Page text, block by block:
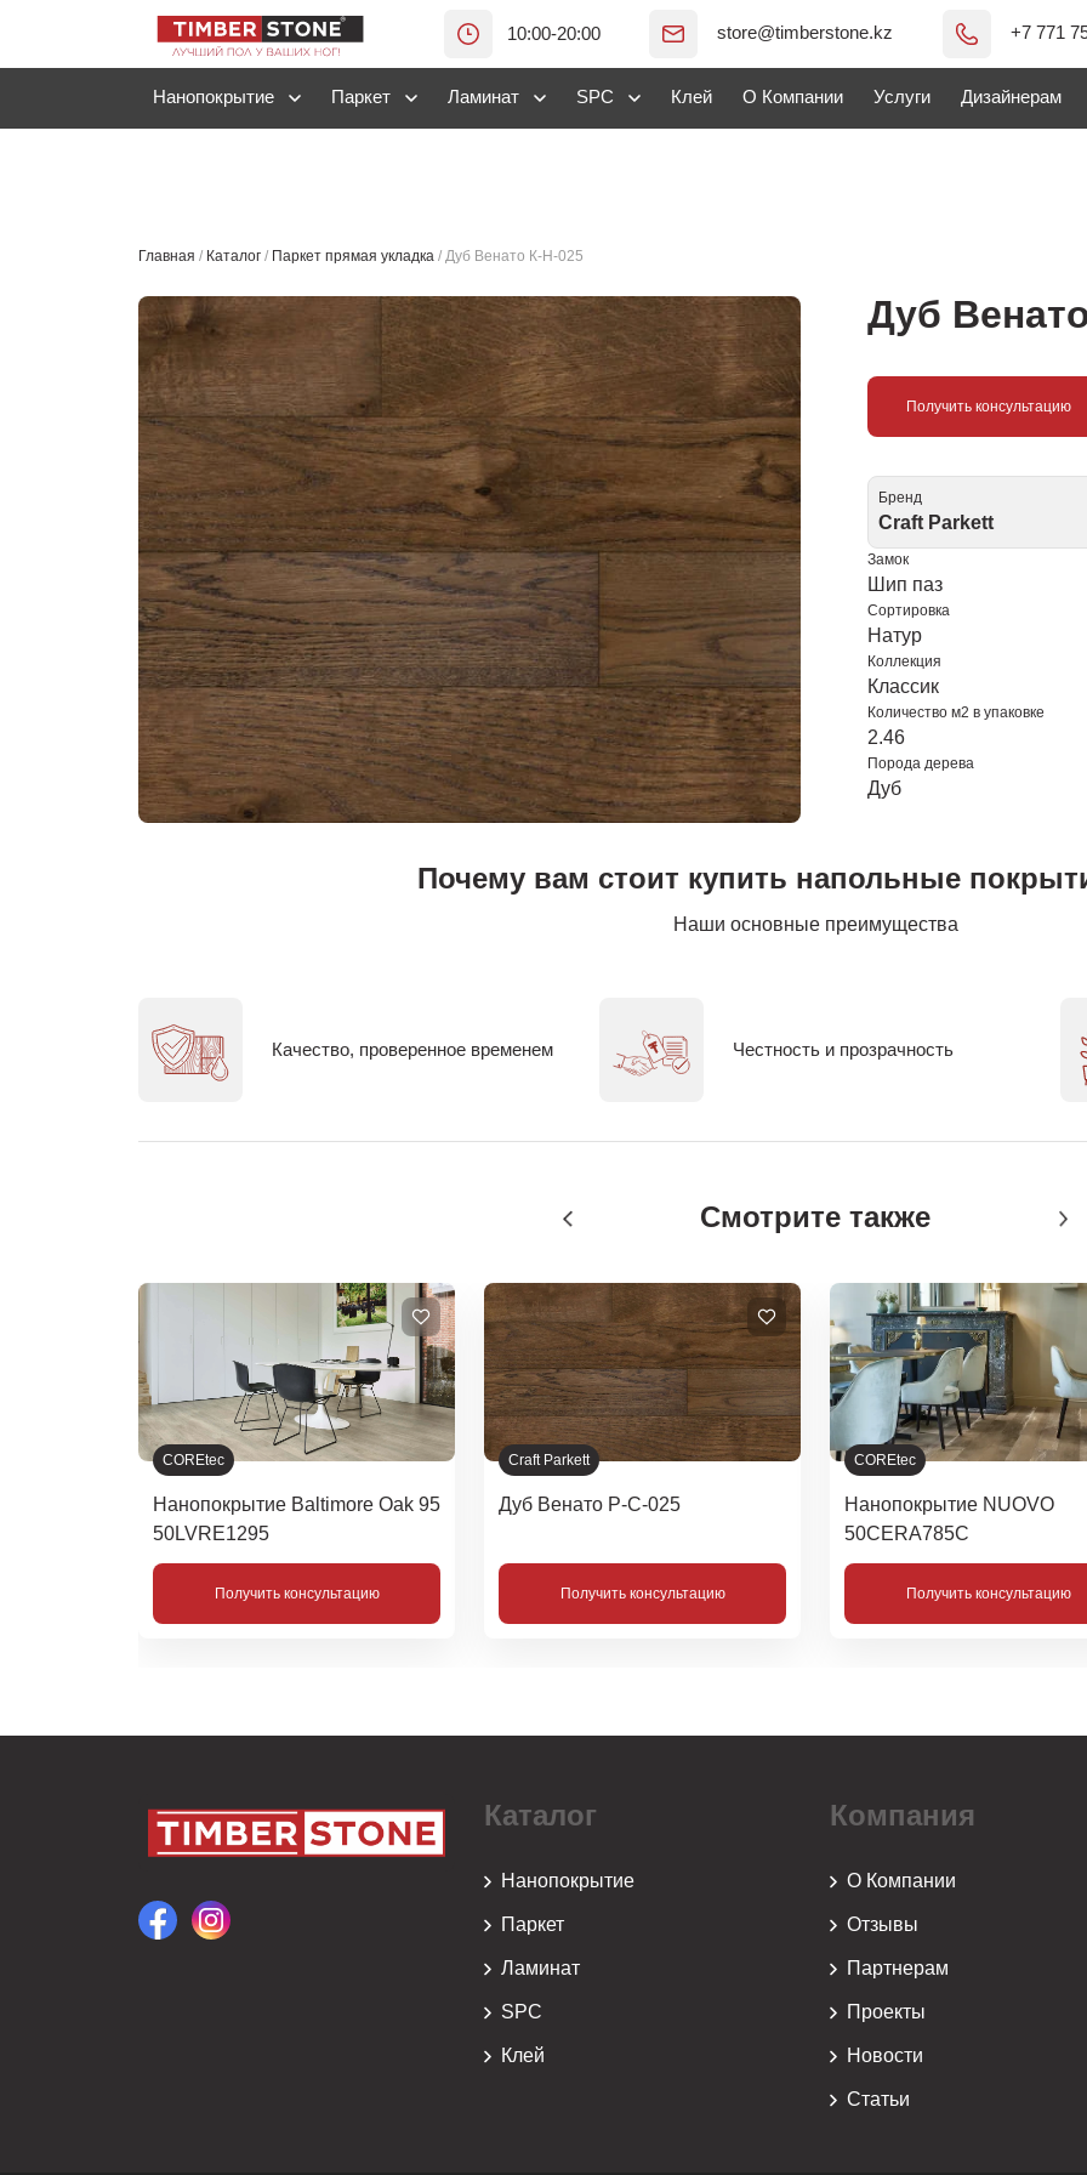
10:00-20:00 store@timberstone.kz +7 771
Нанопокрытие Паркет Ламинат SPC Клей О Компании Услуги Дизайнерам
Главная / Каталог / Паркет прямая укладка / Дуб Венато К-Н-025
Дуб
Получить консультацию
Бренд
Craft Parkett
Замок
Шип паз
Сортировка
Натур
Коллекция
Классик
Количество м2 в упаковке
2.46
Порода дерева
Дуб
Почему вам стоит купить напольные
Наши основные преимущества
Качество, проверенное временем Честность и прозрачность
Смотрите также
COREtec
Нанопокрытие Baltimore Oak 95
50LVRE1295
Получить консультацию
Craft Parkett
Дуб Венато Р-С-025
Получить консультацию
COREtec
Нанопокрытие NUOVO
50CERA785С
Получить консультацию
Каталог
Нанопокрытие
Паркет
Ламинат
SPC
Клей
Компания
О Компании
Отзывы
Партнерам
Проекты
Новости
Статьи